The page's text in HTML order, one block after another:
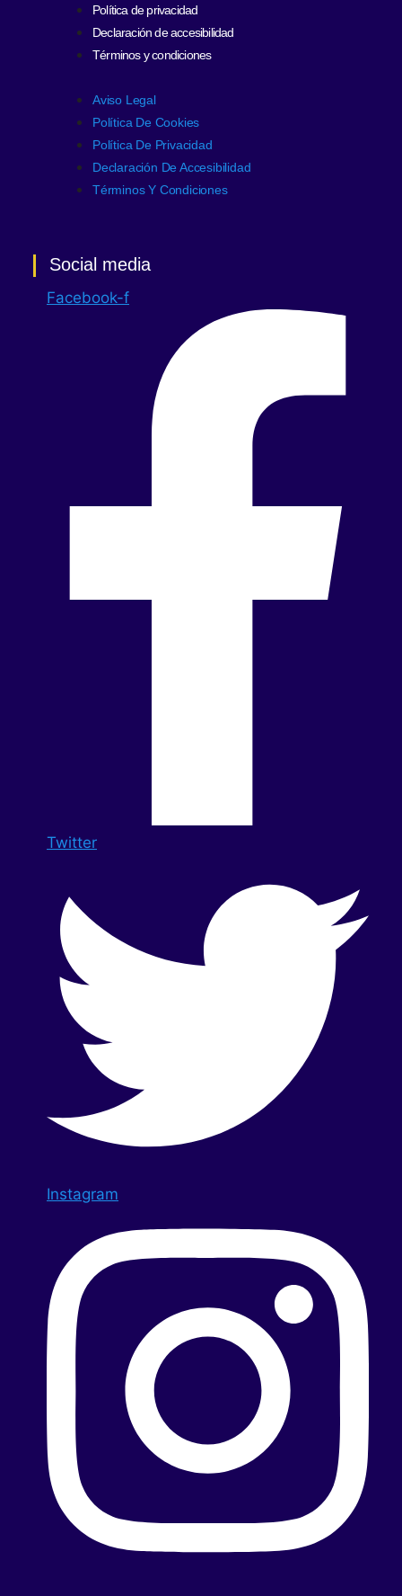
Política de privacidad
Declaración de accesibilidad
Términos y condiciones
Aviso Legal
Política De Cookies
Política De Privacidad
Declaración De Accesibilidad
Términos Y Condiciones
Social media
Facebook-f
Twitter
Instagram